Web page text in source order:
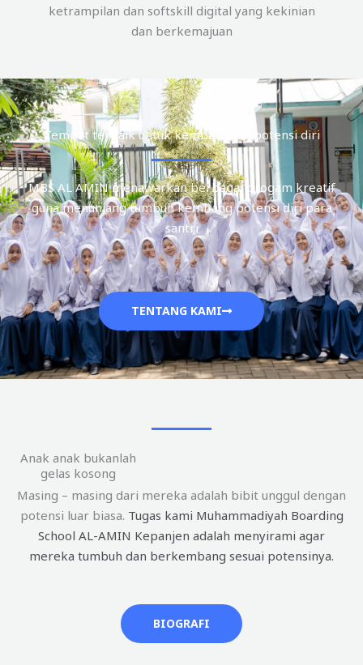
ketrampilan dan softskill digital yang kekinian
dan berkemajuan
Tempat terbaik untuk kembangkan potensi diri
MBS AL AMIN menawarkan berbagai progam kreatif
guna menunjang tumbuh kembang potensi diri para
santri
TENTANG KAMI
Anak anak bukanlah
gelas kosong
Masing – masing dari mereka adalah bibit unggul dengan
potensi luar biasa. Tugas kami Muhammadiyah Boarding
School AL-AMIN Kepanjen adalah menyirami agar
mereka tumbuh dan berkembang sesuai potensinya.
BIOGRAFI